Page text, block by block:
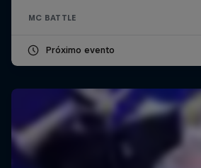
MC BATTLE
Próximo evento